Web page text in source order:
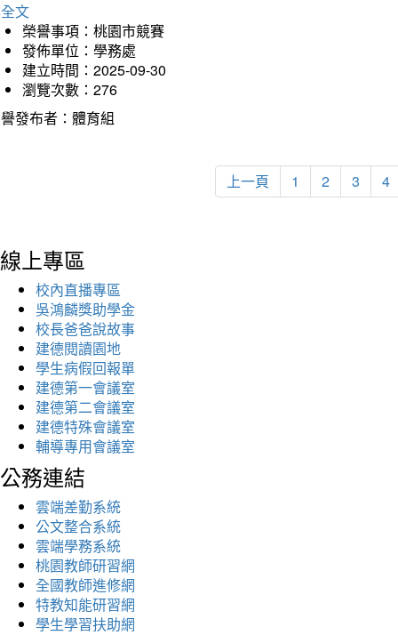
文
榮譽事項：桃園市競賽
發佈單位：學務處
建立時間：2025-09-30
瀏覽次數：276
發布者：體育組
上一頁 1 2 3 4
線上專區
校內直播專區
吳鴻麟獎助學金
校長爸爸說故事
建德閱讀園地
學生病假回報單
建德第一會議室
建德第二會議室
建德特殊會議室
輔導專用會議室
公務連結
雲端差勤系統
公文整合系統
雲端學務系統
桃園教師研習網
全國教師進修網
特教知能研習網
學生學習扶助網